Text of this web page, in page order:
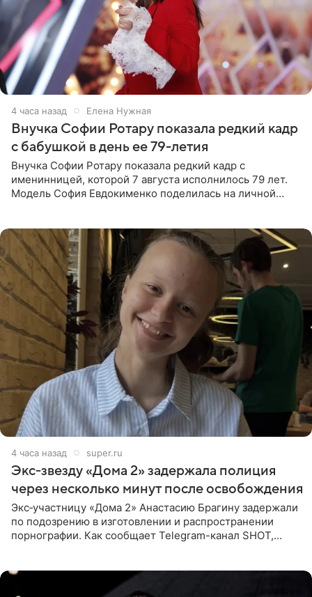
4 часа назад Елена Нужная
Внучка Софии Ротару показала редкий кадр
с бабушкой в день ее 79-летия
Внучка Софии Ротару показала редкий кадр с
именинницей, которой 7 августа исполнилось 79 лет.
Модель София Евдокименко поделилась на личной
4 часа назад super.ru
Экс‑звезду «Дома 2» задержала полиция
через несколько минут после освобождения
Экс‑участницу «Дома 2» Анастасию Брагину задержали
по подозрению в изготовлении и распространении
порнографии. Как сообщает Telegram-канал SHOT,